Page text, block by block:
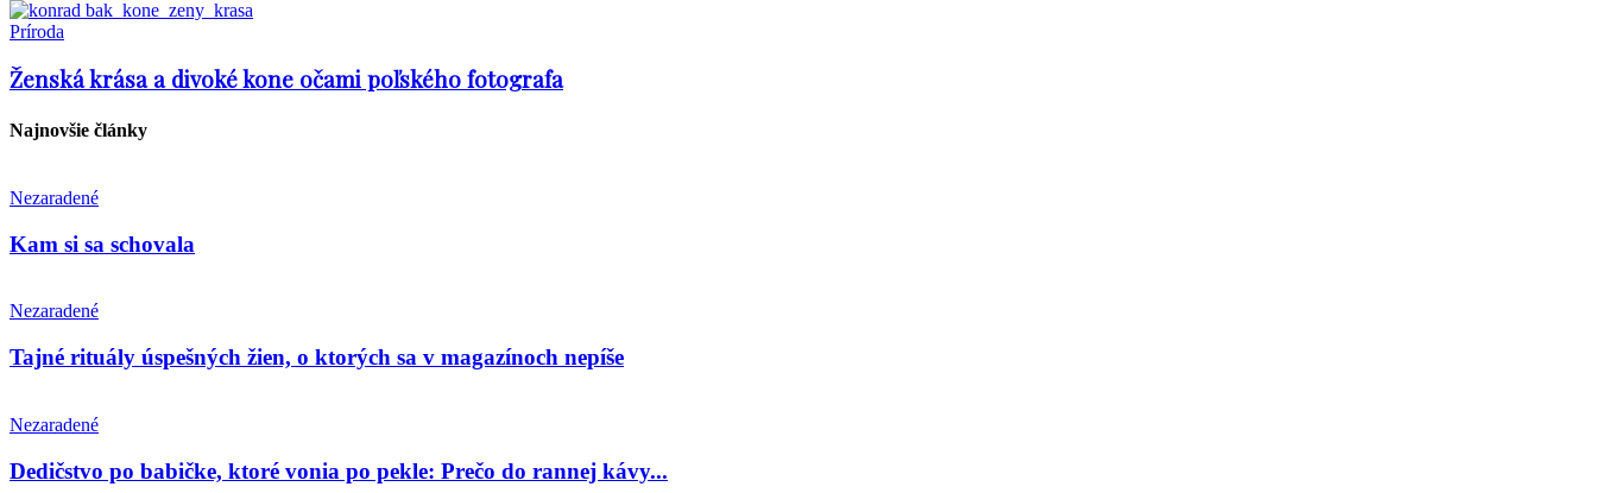
Príroda
Ženská krása a divoké kone očami poľského fotografa
Najnovšie články
Nezaradené
Kam si sa schovala
Nezaradené
Tajné rituály úspešných žien, o ktorých sa v magazínoch nepíše
Nezaradené
Dedičstvo po babičke, ktoré vonia po pekle: Prečo do rannej kávy...